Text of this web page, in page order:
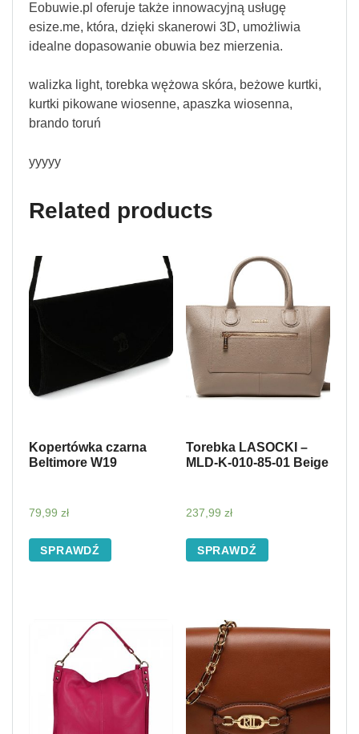
Eobuwie.pl oferuje także innowacyjną usługę
esize.me, która, dzięki skanerowi 3D, umożliwia
idealne dopasowanie obuwia bez mierzenia.
walizka light, torebka wężowa skóra, beżowe kurtki,
kurtki pikowane wiosenne, apaszka wiosenna,
brando toruń
yyyyy
Related products
Kopertówka czarna
Beltimore W19
79,99 zł
SPRAWDŹ
Torebka LASOCKI –
MLD-K-010-85-01 Beige
237,99 zł
SPRAWDŹ